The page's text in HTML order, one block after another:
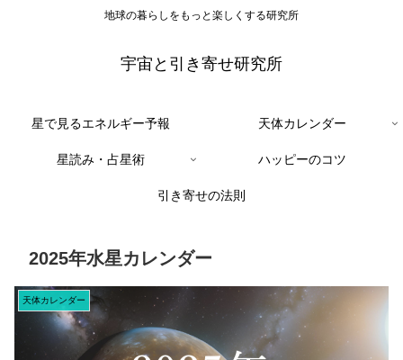
地球の暮らしをもっと楽しくする研究所
宇宙と引き寄せ研究所
星で見るエネルギー予報 天体カレンダー
星読み・占星術 ハッピーのコツ
引き寄せの法則
2025年水星カレンダー
天体カレンダー